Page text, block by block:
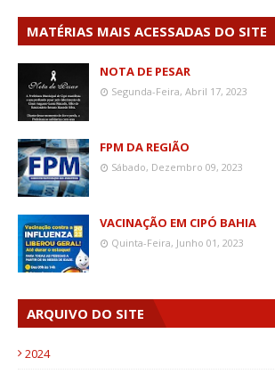
MATÉRIAS MAIS ACESSADAS DO SITE
NOTA DE PESAR
Segunda-Feira, Abril 17, 2023
FPM DA REGIÃO
Sábado, Dezembro 09, 2023
VACINAÇÃO EM CIPÓ BAHIA
Quinta-Feira, Junho 01, 2023
ARQUIVO DO SITE
2024